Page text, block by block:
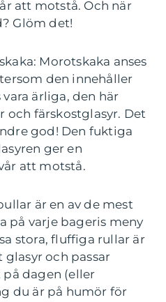
att motstå. Och när
Glöm det!
Morotskaka anses
den innehåller
ärliga, den här
och färskostglasyr. Det
god! Den fuktiga
ger en
att motstå.
är en av de mest
på varje bageris meny
stora, fluffiga rullar är
och passar
dagen (eller
du är på humör för